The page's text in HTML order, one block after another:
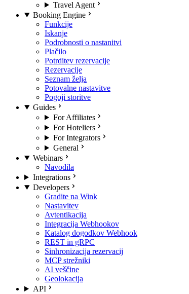
Travel Agent
Booking Engine
Funkcije
Iskanje
Podrobnosti o nastanitvi
Plačilo
Potrditev rezervacije
Rezervacije
Seznam želja
Potovalne nastavitve
Pogoji storitve
Guides
For Affiliates
For Hoteliers
For Integrators
General
Webinars
Navodila
Integrations
Developers
Gradite na Wink
Nastavitev
Avtentikacija
Integracija Webhookov
Katalog dogodkov Webhook
REST in gRPC
Sinhronizacija rezervacij
MCP strežniki
AI veščine
Geolokacija
API